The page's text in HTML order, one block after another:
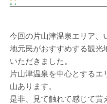
今回の片山津温泉エリア、
地元民がおすすめする観光
いただきました。
片山津温泉を中心とするエ
山あります。
是非、見て触れて感じて貰